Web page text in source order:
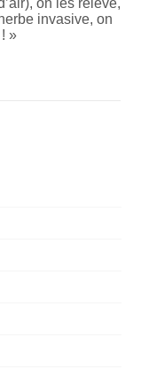
on les relève,
invasive, on
»